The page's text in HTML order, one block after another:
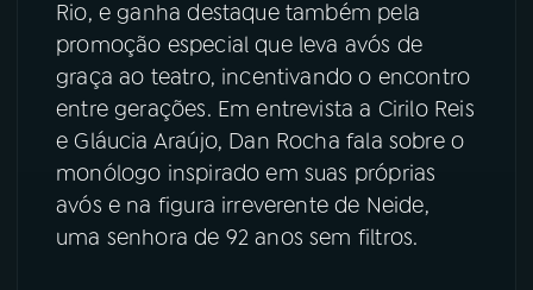
Instagram
TikTok
Rio, e ganha destaque também pela
promoção especial que leva avós de
graça ao teatro, incentivando o encontro
entre gerações. Em entrevista a Cirilo Reis
e Gláucia Araújo, Dan Rocha fala sobre o
monólogo inspirado em suas próprias
avós e na figura irreverente de Neide,
uma senhora de 92 anos sem filtros.